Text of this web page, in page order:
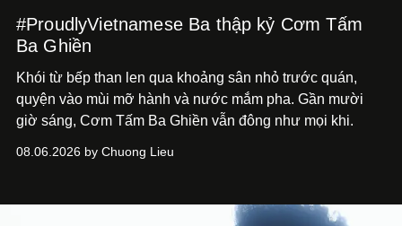
#ProudlyVietnamese Ba thập kỷ Cơm Tấm
Ba Ghiền
Khói từ bếp than len qua khoảng sân nhỏ trước quán,
quyện vào mùi mỡ hành và nước mắm pha. Gần mười
giờ sáng, Cơm Tấm Ba Ghiền vẫn đông như mọi khi.
08.06.2026 by Chuong Lieu